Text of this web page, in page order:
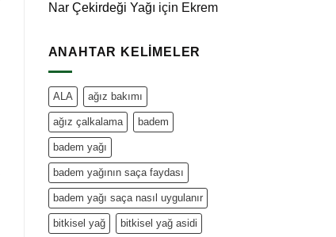
Nar Çekirdeği Yağı için Ekrem
ANAHTAR KELIMELER
ALA ağız bakımı
ağız çalkalama badem
badem yağı
badem yağının saça faydası
badem yağı saça nasıl uygulanır
bitkisel yağ bitkisel yağ asidi